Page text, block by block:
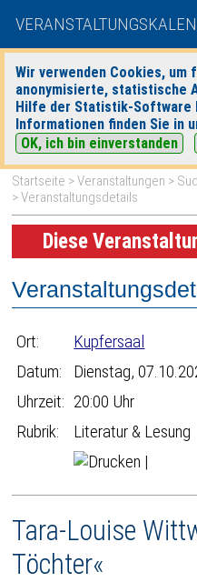
Wir verwenden Cookies, um
anonymisierte, statistische
Hilfe der Statistik-Software
Informationen finden Sie in
OK, ich bin einverstanden
Startseite >Veranstaltungen >
> Veranstaltungsdetails
Diese
Ort:
Kupfersaal
Datum:
Dienstag,
Uhrzeit: 20:00 Uhr
Rubrik:
Literatur & Lesung
|
Tara-Louise
Töchter«